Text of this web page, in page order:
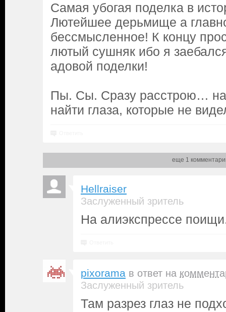
Самая убогая поделка в
Лютейшее дерьмище а
бессмысленное! К концу
лютый сушняк ибо я
адовой поделки!
Пы. Сы. Сразу расстрою… на
найти глаза, которые не
еще 1
Hellraiser
Заслуженный зритель
На алиэкспрессе
pixorama в ответ на
Заслуженный зритель
Там разрез глаз не